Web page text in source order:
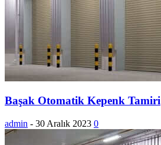
Başak Otomatik Kepenk Tamiri
admin - 30 Aralık 2023 0